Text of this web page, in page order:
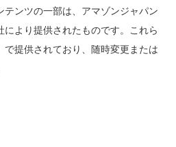
ンツの一部は、アマゾンジャパン
より提供されたものです。これら
提供されており、随時変更または